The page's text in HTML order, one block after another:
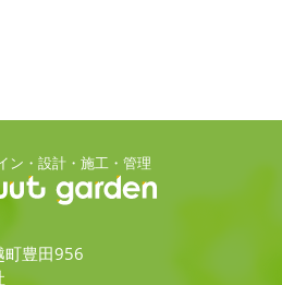
ン・設計・施工・管理
町豊田956